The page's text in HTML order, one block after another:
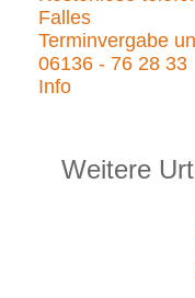
Falles
Terminvergabe
06136 - 76 28 33
Info
Weitere